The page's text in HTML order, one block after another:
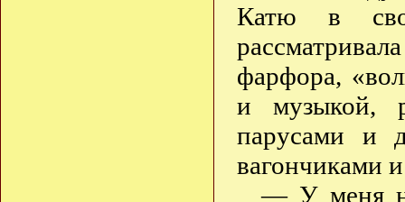
Катю в
фарфора,
и музыкой,
парусами и
вагончиками
— У меня